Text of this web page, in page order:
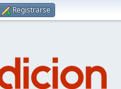
Registrarse